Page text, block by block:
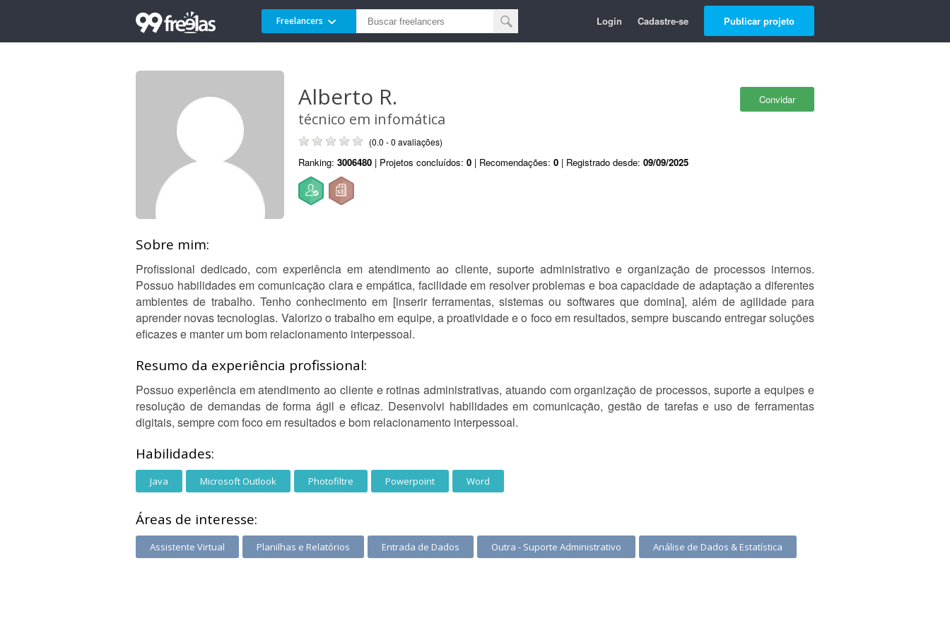
Freelancers Login Cadastre-se Publicar projeto
Convidar
Alberto R.
técnico em infomática
(0.0 - 0 avaliações)
Ranking: 3006480 | Projetos concluídos: 0 | Recomendações: 0 | Registrado desde: 09/09/2025
Sobre mim:
Profissional dedicado, com experiência em atendimento ao cliente, suporte administrativo e organização de processos internos.
Possuo habilidades em comunicação clara e empática, facilidade em resolver problemas e boa capacidade de adaptação a diferentes
ambientes de trabalho. Tenho conhecimento em [inserir ferramentas, sistemas ou softwares que domina], além de agilidade para
aprender novas tecnologias. Valorizo o trabalho em equipe, a proatividade e o foco em resultados, sempre buscando entregar soluções
eficazes e manter um bom relacionamento interpessoal.
Resumo da experiência profissional:
Possuo experiência em atendimento ao cliente e rotinas administrativas, atuando com organização de processos, suporte a equipes e
resolução de demandas de forma ágil e eficaz. Desenvolvi habilidades em comunicação, gestão de tarefas e uso de ferramentas
digitais, sempre com foco em resultados e bom relacionamento interpessoal.
Habilidades:
Java Microsoft Outlook Photofiltre Powerpoint Word
Áreas de interesse:
Assistente Virtual Planilhas e Relatórios Entrada de Dados Outra - Suporte Administrativo Análise de Dados & Estatística